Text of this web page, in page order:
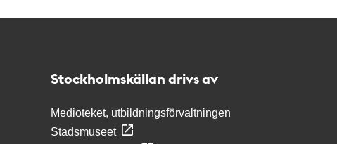
Stockholmskällan drivs av
Medioteket, utbildningsförvaltningen
Stadsmuseet